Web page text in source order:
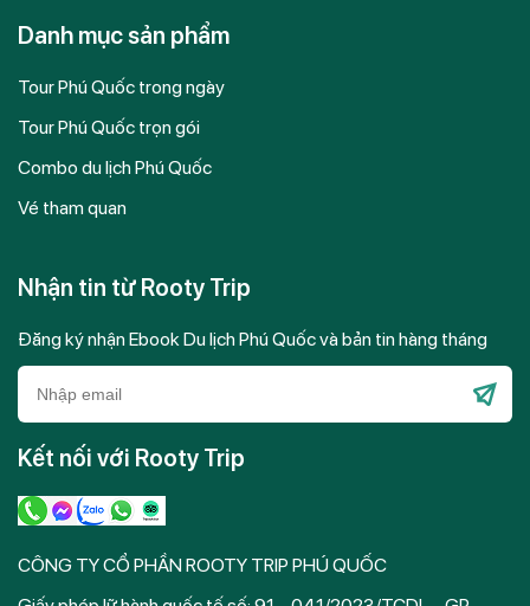
Danh mục sản phẩm
Tour Phú Quốc trong ngày
Tour Phú Quốc trọn gói
Combo du lịch Phú Quốc
Vé tham quan
Nhận tin từ Rooty Trip
Đăng ký nhận Ebook Du lịch Phú Quốc và bản tin hàng tháng
Please
Kết nối với Rooty Trip
CÔNG TY CỔ PHẦN ROOTY TRIP PHÚ QUỐC